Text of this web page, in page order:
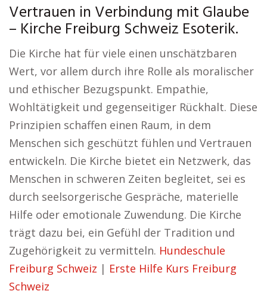
Vertrauen in Verbindung mit Glaube
– Kirche Freiburg Schweiz Esoterik.
Die Kirche hat für viele einen unschätzbaren
Wert, vor allem durch ihre Rolle als moralischer
und ethischer Bezugspunkt. Empathie,
Wohltätigkeit und gegenseitiger Rückhalt. Diese
Prinzipien schaffen einen Raum, in dem
Menschen sich geschützt fühlen und Vertrauen
entwickeln. Die Kirche bietet ein Netzwerk, das
Menschen in schweren Zeiten begleitet, sei es
durch seelsorgerische Gespräche, materielle
Hilfe oder emotionale Zuwendung. Die Kirche
trägt dazu bei, ein Gefühl der Tradition und
Zugehörigkeit zu vermitteln. Hundeschule
Freiburg Schweiz | Erste Hilfe Kurs Freiburg
Schweiz